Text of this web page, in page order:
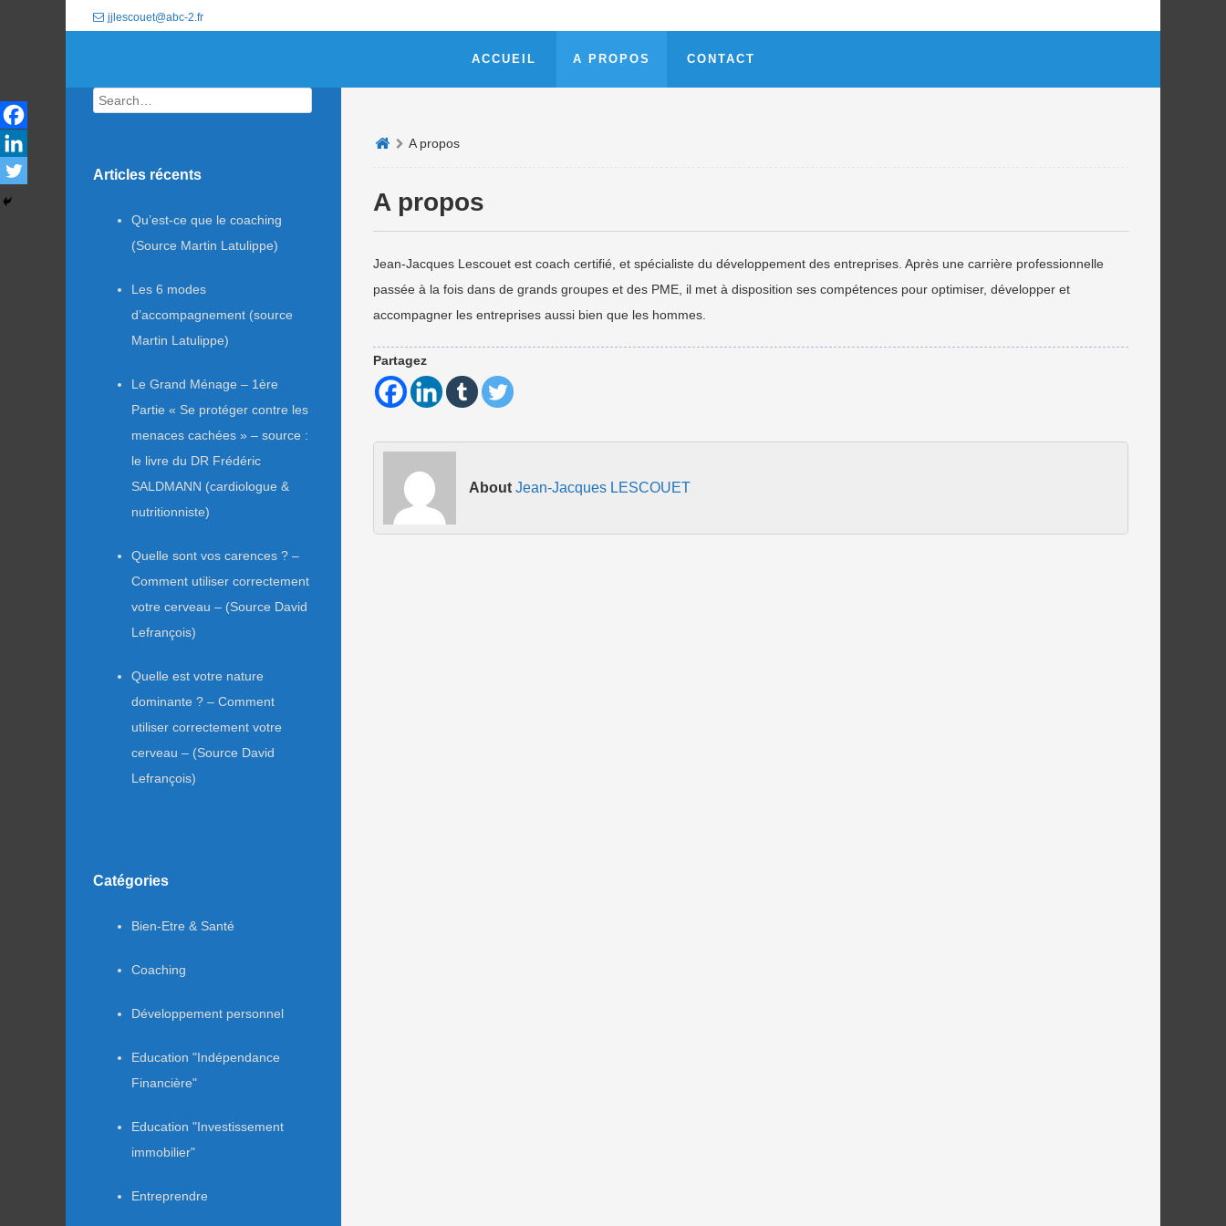
jjlescouet@abc-2.fr
ACCUEIL A PROPOS CONTACT
Search
Articles récents
Qu’est-ce que le coaching
(Source Martin Latulippe)
Les 6 modes
d’accompagnement (source
Martin Latulippe)
Le Grand Ménage – 1ère
Partie « Se protéger contre les
menaces cachées » – source :
le livre du DR Frédéric
SALDMANN (cardiologue &
nutritionniste)
Quelle sont vos carences ? –
Comment utiliser correctement
votre cerveau – (Source David
Lefrançois)
Quelle est votre nature
dominante ? – Comment
utiliser correctement votre
cerveau – (Source David
Lefrançois)
Catégories
Bien-Etre & Santé
Coaching
Développement personnel
Education "Indépendance
Financière"
Education "Investissement
immobilier"
Entreprendre
A propos
A propos
Jean-Jacques Lescouet est coach certifié, et spécialiste du développement des entreprises. Après une carrière professionnelle
passée à la fois dans de grands groupes et des PME, il met à disposition ses compétences pour optimiser, développer et
accompagner les entreprises aussi bien que les hommes.
Partagez
About Jean-Jacques LESCOUET